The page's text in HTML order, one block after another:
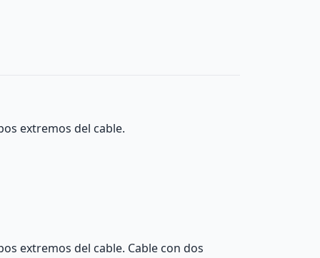
extremos del cable.
extremos del cable. Cable con dos